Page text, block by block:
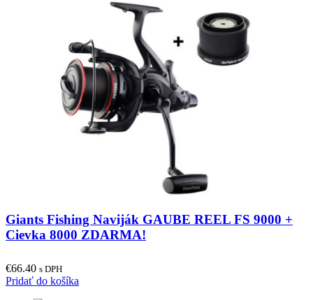
Giants Fishing Naviják GAUBE REEL FS 9000 +
Cievka 8000 ZDARMA!
€66.40 s DPH
Pridať do košíka